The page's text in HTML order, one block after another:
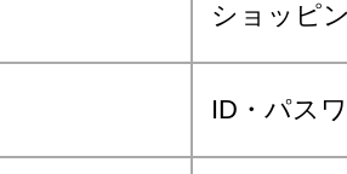
ショッピ
ID・パス